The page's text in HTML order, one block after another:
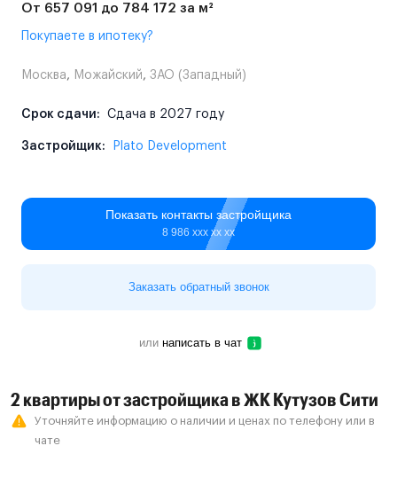
От 657 091 до 784 172 за м²
Покупаете в ипотеку?
Москва, Можайский, ЗАО (Западный)
Срок сдачи: Сдача в 2027 году
Застройщик: Plato Development
Показать контакты застройщика
8 986 ххх хх хх
Заказать обратный звонок
или написать в чат
2 квартиры от застройщика в ЖК Кутузов Сити
Уточняйте информацию о наличии и ценах по телефону или в
чате